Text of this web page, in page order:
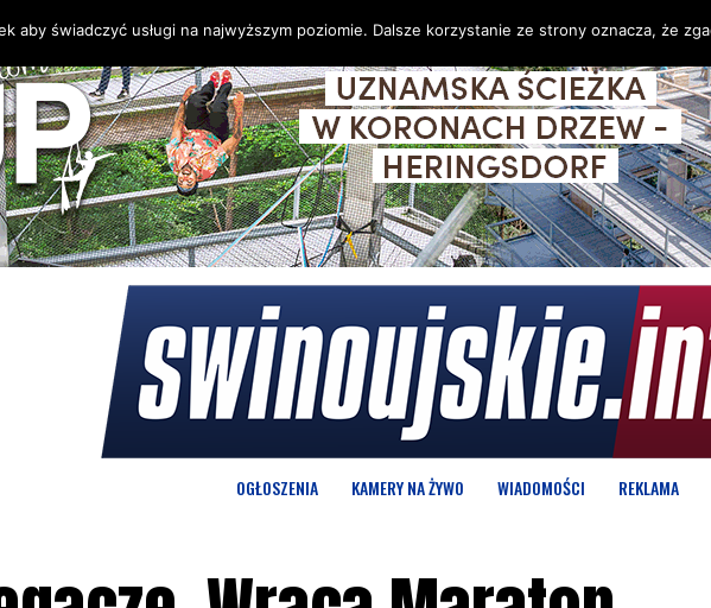
OGŁOSZENIA KAMERY NA ŻYWO WIADOMOŚCI REKLAMA
aby świadczyć usługi na najwyższym poziomie. Dalsze korzystanie ze strony oznacza, że